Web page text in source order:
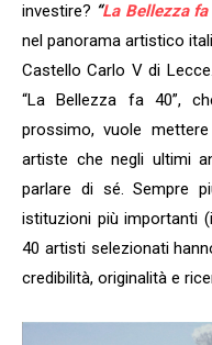
investire? “La Bellezza
nel panorama artistico
Castello Carlo V di
“La Bellezza fa 40”,
prossimo, vuole
artiste che negli ultimi
parlare di sé. Sempre
istituzioni più importanti
40 artisti selezionati
credibilità, originalità e